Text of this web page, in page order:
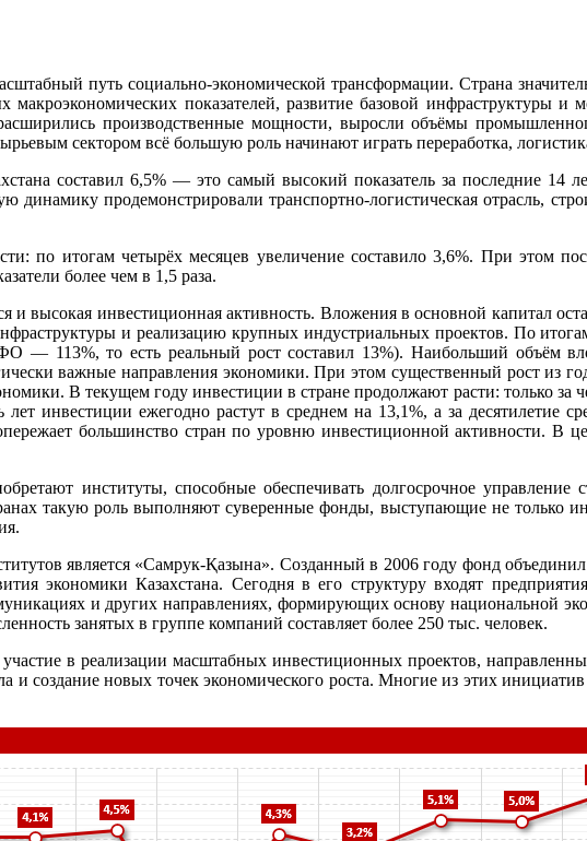
путь социально-экономической трансформации. Страна
показателей, развитие базовой инфраструктуры и
производственные мощности, выросли объёмы
сектором всё большую роль начинают играть переработка,
составил 6,5% — это самый высокий показатель за последние 14
динамику продемонстрировали транспортно-логистическая отрасль,
по итогам четырёх месяцев увеличение составило 3,6%. При этом
более чем в 1,5 раза.
и высокая инвестиционная активность. Вложения в основной капитал
и реализацию крупных индустриальных проектов. По
— 113%, то есть реальный рост составил 13%). Наибольший объём
важные направления экономики. При этом существенный рост из
В текущем году инвестиции в стране продолжают расти: только за
инвестиции ежегодно растут в среднем на 13,1%, а за десятилетие
большинство стран по уровню инвестиционной активности. В
институты, способные обеспечивать долгосрочное управление
такую роль выполняют суверенные фонды, выступающие не только
является «Самрук-Қазына». Созданный в 2006 году фонд
экономики Казахстана. Сегодня в его структуру входят
и других направлениях, формирующих основу национальной
занятых в группе компаний составляет более 250 тыс. человек.
в реализации масштабных инвестиционных проектов,
и создание новых точек экономического роста. Многие из этих